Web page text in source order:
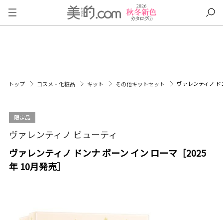
トップ コスメ・化粧品 キット その他キットセット ヴァレンティノ
限定品
ヴァレンティノ ビューティ
ヴァレンティノ ドンナ ボーン イン ローマ［2025
年 10月発売］